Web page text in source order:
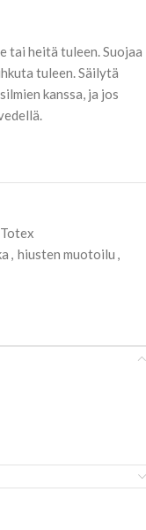
tai heitä tuleen. Suojaa
tuleen. Säilytä
kanssa, ja jos
Totex
, hiusten muotoilu ,